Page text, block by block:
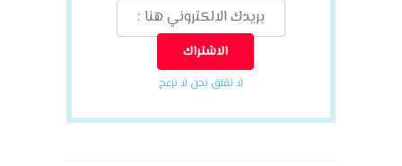
لا تقلق نحن لا نزعج